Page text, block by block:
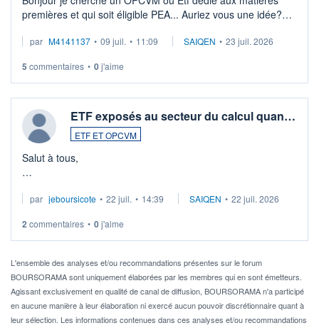
premières et qui soit éligible PEA... Auriez vous une idée?
par M4141137 • 09 juil. • 11:09 SAIQEN • 23 juil. 2026
5 commentaires • 0j'aime
ETF exposés au secteur du calcul quan…
ETF ET OPCVM
Salut à tous,
via un ETF plutôt que des actions individuelles.
Idéalement, je voudrais qu'il soit éligible au PEA.
Pour l' ...
par jeboursicote • 22 juil. • 14:39 SAIQEN • 22 juil. 2026
2 commentaires • 0j'aime
L'ensemble des analyses et/ou recommandations présentes sur le forum
BOURSORAMA sont uniquement élaborées par les membres qui en sont émetteurs.
Agissant exclusivement en qualité de canal de diffusion, BOURSORAMA n'a participé
en aucune manière à leur élaboration ni exercé aucun pouvoir discrétionnaire quant à
leur sélection. Les informations contenues dans ces analyses et/ou recommandations